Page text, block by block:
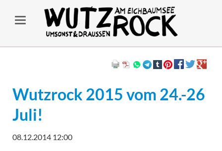
Wutzrock 2015 vom 24.-26
Juli!
08.12.2014 12:00